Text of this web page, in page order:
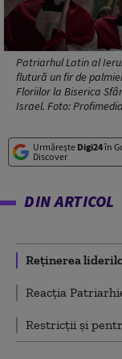
Patriarhul Latin al
flutură un fir de
Floriilor la Biserica
Israel. Foto:
Urmărește Digi24în
Discover
DIN ARTICOL
Reținerea
Reacția
Restricții și